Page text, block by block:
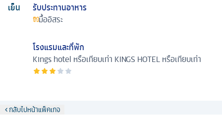
เย็น
รับประทานอาหาร
มื้ออิสระ
โรงแรมและที่พัก
Kings hotel หรือเทียบเท่า KINGS HOTEL หรือเทียบเท่า
กลับไปหน้าแพ็คเกจ